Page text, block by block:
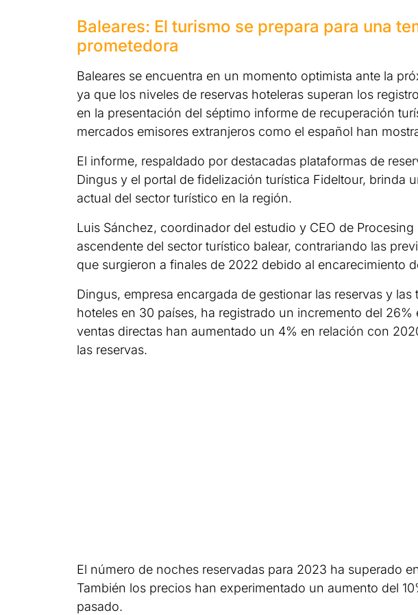
Baleares: El turismo se prepara para una
prometedora
Baleares se encuentra en un momento optimista ante la
ya que los niveles de reservas hoteleras superan los
en la presentación del séptimo informe de recuperación
mercados emisores extranjeros como el español han
El informe, respaldado por destacadas plataformas de
Dingus y el portal de fidelización turística Fideltour, brinda
actual del sector turístico en la región.
Luis Sánchez, coordinador del estudio y CEO de
ascendente del sector turístico balear, contrariando las
que surgieron a finales de 2022 debido al encarecimiento
Dingus, empresa encargada de gestionar las reservas y
hoteles en 30 países, ha registrado un incremento del
ventas directas han aumentado un 4% en relación con
las reservas.
El número de noches reservadas para 2023 ha superado
También los precios han experimentado un aumento del
pasado.